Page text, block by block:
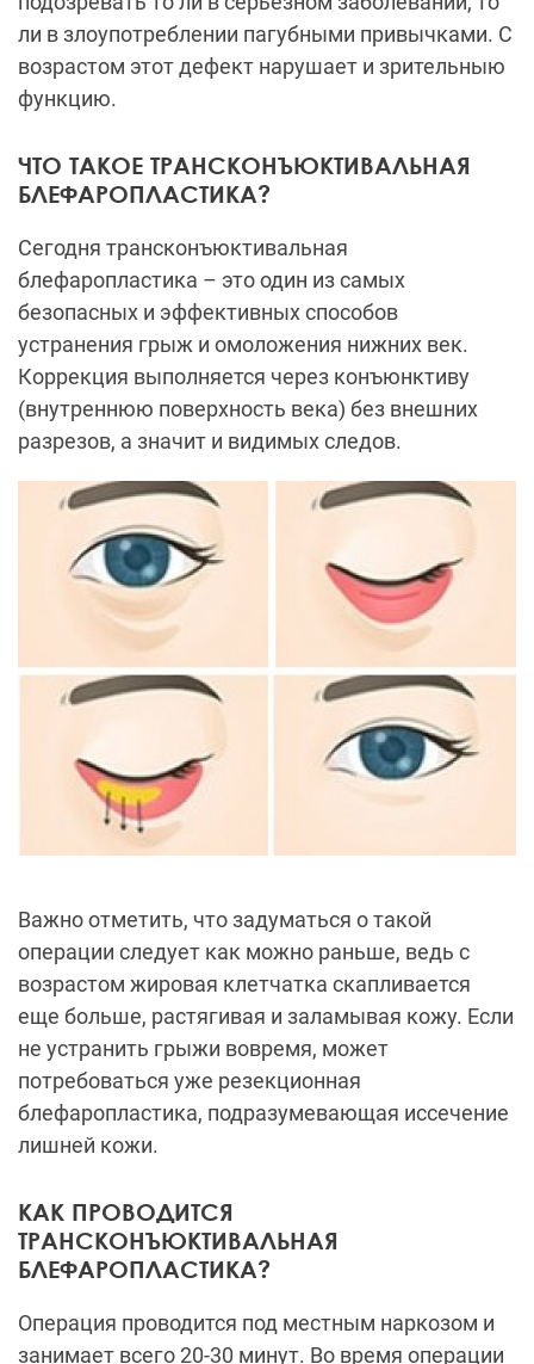
ли в злоупотреблении пагубными привычками. С
возрастом этот дефект нарушает и зрительныю
функцию.
ЧТО ТАКОЕ ТРАНСКОНЪЮКТИВАЛЬНАЯ
БЛЕФАРОПЛАСТИКА?
Сегодня трансконъюктивальная
блефаропластика – это один из самых
безопасных и эффективных способов
устранения грыж и омоложения нижних век.
Коррекция выполняется через конъюнктиву
(внутреннюю поверхность века) без внешних
разрезов, а значит и видимых следов.
Важно отметить, что задуматься о такой
операции следует как можно раньше, ведь с
возрастом жировая клетчатка скапливается
еще больше, растягивая и заламывая кожу. Если
не устранить грыжи вовремя, может
потребоваться уже резекционная
блефаропластика, подразумевающая иссечение
лишней кожи.
КАК ПРОВОДИТСЯ
ТРАНСКОНЪЮКТИВАЛЬНАЯ
БЛЕФАРОПЛАСТИКА?
Операция проводится под местным наркозом и
занимает всего 20-30 минут. Во время операции